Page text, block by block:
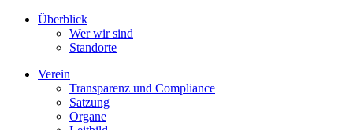
Überblick
Wer wir sind
Standorte
Verein
Transparenz und Compliance
Satzung
Organe